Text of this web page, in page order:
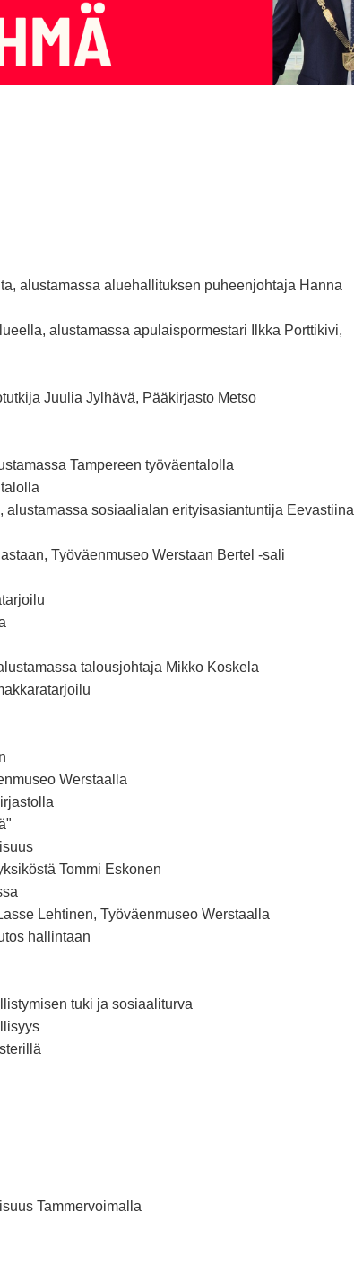
alustamassa aluehallituksen puheenjohtaja Hanna
alustamassa apulaispormestari Ilkka Porttikivi,
Juulia Jylhävä, Pääkirjasto Metso
Tampereen työväentalolla
sosiaalialan erityisasiantuntija Eevastiina
Työväenmuseo Werstaan Bertel -sali
talousjohtaja Mikko Koskela
Werstaalla
Tommi Eskonen
Lehtinen, Työväenmuseo Werstaalla
hallintaan
tuki ja sosiaaliturva
Tammervoimalla